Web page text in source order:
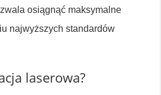
osiągnąć maksymalne
najwyższych standardów
laserowa?